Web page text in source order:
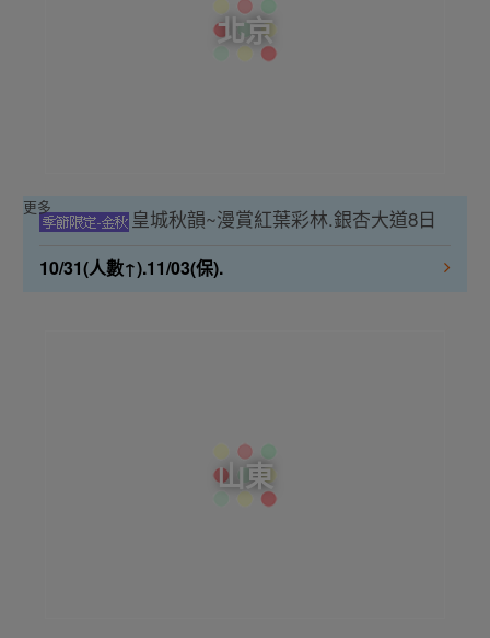
北京
皇城秋韻~漫賞紅葉彩林.銀杏大道8日
10/31(人數↑).11/03(保).
更多
山東